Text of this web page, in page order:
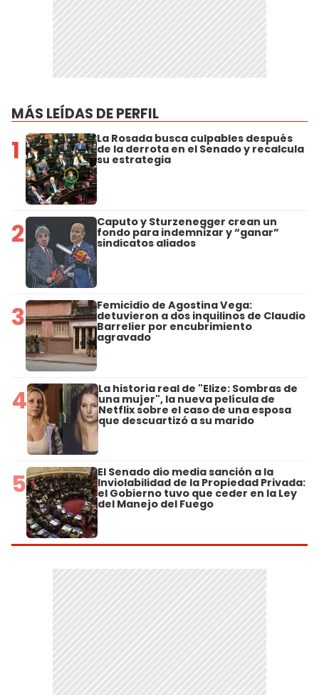
MÁS LEÍDAS DE PERFIL
1 La Rosada busca culpables después
de la derrota en el Senado y recalcula
su estrategia
2 Caputo y Sturzenegger crean un
fondo para indemnizar y “ganar”
sindicatos aliados
3 Femicidio de Agostina Vega:
detuvieron a dos inquilinos de Claudio
Barrelier por encubrimiento
agravado
4 La historia real de "Elize: Sombras de
una mujer", la nueva película de
Netflix sobre el caso de una esposa
que descuartizó a su marido
5 El Senado dio media sanción a la
Inviolabilidad de la Propiedad Privada:
el Gobierno tuvo que ceder en la Ley
del Manejo del Fuego